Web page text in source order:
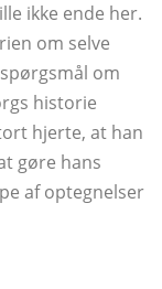
ikke ende her.
om selve
om
historie
hjerte, at han
gøre hans
af optegnelser